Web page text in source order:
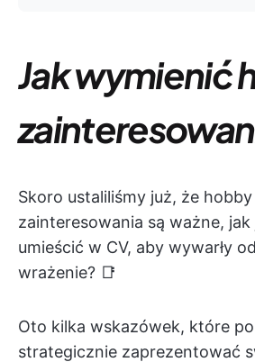
Jak wymienić
Skoro ustaliliśmy już, że hobby
zainteresowania są ważne,
umieścić w CV, aby wywarły
wrażenie? 📑
Oto kilka wskazówek, które
strategicznie zaprezentować